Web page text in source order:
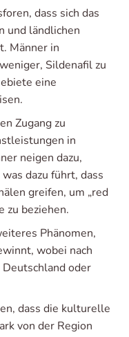
dass sich das
und ländlichen
Männer in
Sildenafil zu
eine
Zugang zu
in
neigen dazu,
dazu führt, dass
greifen, um „red
zu beziehen.
Phänomen,
wobei nach
oder
dass die kulturelle
von der Region